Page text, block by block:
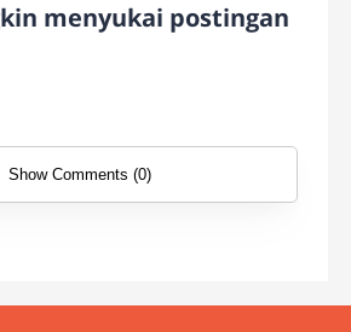
menyukai postingan
Show Comments (0)